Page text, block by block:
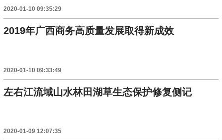
2020-01-10 09:35:29
2019年广西商务高质量发展取得新成效
2020-01-10 09:33:49
左右江流域山水林田湖草生态保护修复侧记
2020-01-09 12:07:35